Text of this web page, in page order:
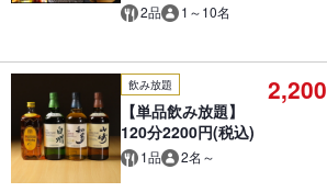
2品 1～10名
飲み放題
【単品飲み放題】
120分2200円(税込)
1品 2名～
2,200